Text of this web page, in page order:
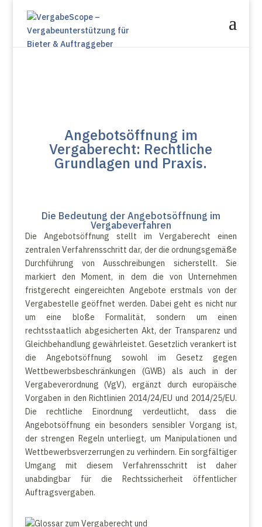
Angebotsöffnung im
Vergaberecht: Rechtliche
Grundlagen und Praxis.
Die Bedeutung der Angebotsöffnung im
Vergabeverfahren
Die Angebotsöffnung stellt im Vergaberecht einen
zentralen Verfahrensschritt dar, der die ordnungsgemäße
Durchführung von Ausschreibungen sicherstellt. Sie
markiert den Moment, in dem die von Unternehmen
fristgerecht eingereichten Angebote erstmals von der
Vergabestelle geöffnet werden. Dabei geht es nicht nur
um eine bloße Formalität, sondern um einen
rechtsstaatlich abgesicherten Akt, der Transparenz und
Gleichbehandlung gewährleistet. Gesetzlich verankert ist
die Angebotsöffnung sowohl im Gesetz gegen
Wettbewerbsbeschränkungen (GWB) als auch in der
Vergabeverordnung (VgV), ergänzt durch europäische
Vorgaben in den Richtlinien 2014/24/EU und 2014/25/EU.
Die rechtliche Einordnung verdeutlicht, dass die
Angebotsöffnung ein besonders sensibler Vorgang ist,
der strengen Regeln unterliegt, um Manipulationen und
Wettbewerbsverzerrungen zu verhindern. Ein sorgfältiger
Umgang mit diesem Verfahrensschritt ist daher
unabdingbar für die Rechtssicherheit öffentlicher
Auftragsvergaben.